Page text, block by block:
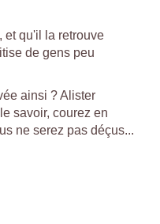
et qu'il la retrouve
de gens peu
ainsi ? Alister
savoir, courez en
ne serez pas déçus...